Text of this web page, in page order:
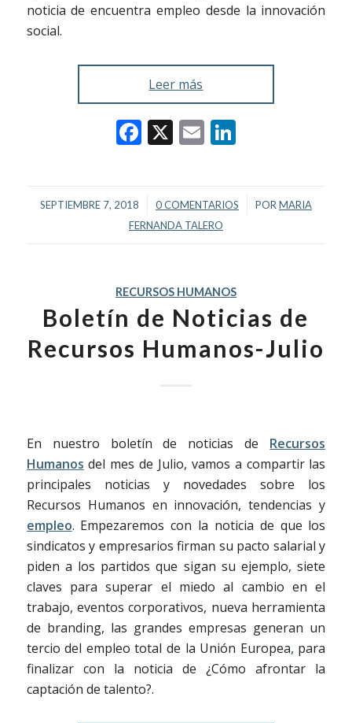
noticia de encuentra empleo desde la innovación
social.
Leer más
Facebook
X EmailLinkedIn
SEPTIEMBRE 7, 2018
/ 0 COMENTARIOS
/ POR MARIA
FERNANDA TALERO
RECURSOS HUMANOS
Boletín de Noticias de
Recursos Humanos-Julio
En nuestro boletín de noticias de Recursos
Humanos del mes de Julio, vamos a compartir las
principales noticias y novedades sobre los
Recursos Humanos en innovación, tendencias y
empleo. Empezaremos con la noticia de que los
sindicatos y empresarios firman su pacto salarial y
piden a los partidos que sigan su ejemplo, siete
claves para superar el miedo al cambio en el
trabajo, eventos corporativos, nueva herramienta
de branding, las grandes empresas generan un
tercio del empleo total de la Unión Europea, para
finalizar con la noticia de ¿Cómo afrontar la
captación de talento?.